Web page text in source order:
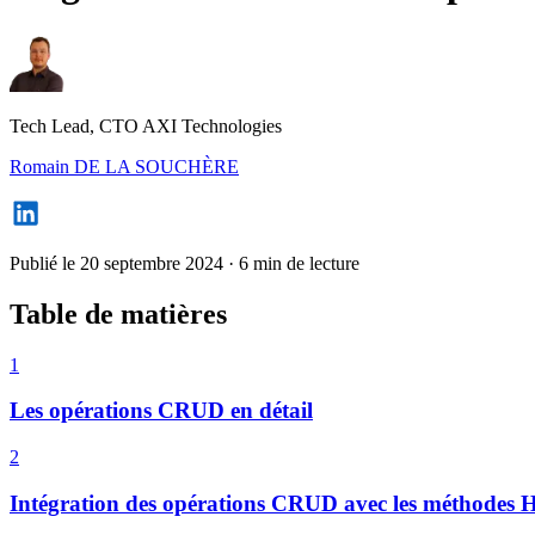
Tech Lead, CTO AXI Technologies
Romain DE LA SOUCHÈRE
Publié le 20 septembre 2024 · 6 min de lecture
Table de matières
1
Les opérations CRUD en détail
2
Intégration des opérations CRUD avec les méthodes